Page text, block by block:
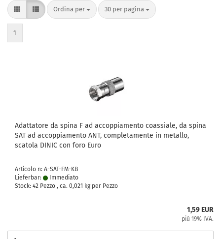
Ordina per
Ordina per 30 per pagina
per pagina
1
Adattatore da spina F ad accoppiamento coassiale, da spina
SAT ad accoppiamento ANT, completamente in metallo,
scatola DINIC con foro Euro
Articolo n: A-SAT-FM-KB
Lieferbar:
Immediato
Stock: 42 Pezzo , ca. 0,021 kg per Pezzo
1,59 EUR
più 19% IVA.